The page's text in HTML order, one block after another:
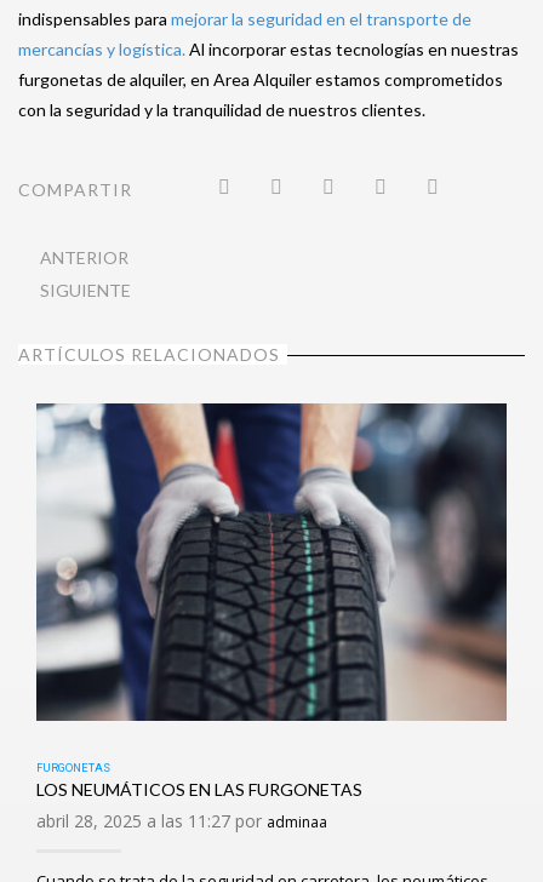
indispensables para mejorar la seguridad en el transporte de
mercancías y logística.Al incorporar estas tecnologías en nuestras
furgonetas de alquiler, en Area Alquiler estamos comprometidos
con la seguridad y la tranquilidad de nuestros clientes.
COMPARTIR
ANTERIOR
SIGUIENTE
ARTÍCULOS RELACIONADOS
FURGONETAS
LOS NEUMÁTICOS EN LAS FURGONETAS
abril 28, 2025 a las 11:27 por adminaa